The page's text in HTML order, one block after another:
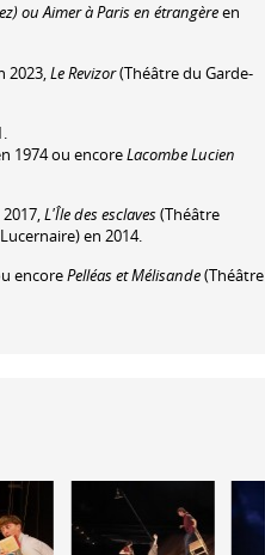
ou Aimer à Paris en étrangèreen
Le Revizor(Théâtre du Garde-
1974 ou encoreLacombe Lucien
L'Île des esclaves(Théâtre
en 2014.
encorePelléas et Mélisande(Théâtre